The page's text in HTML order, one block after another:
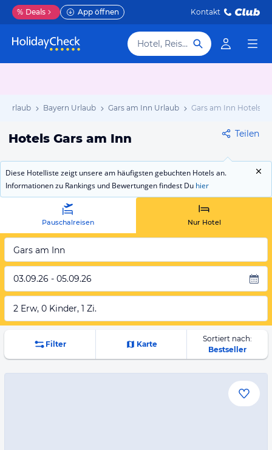
% Deals App öffnen Kontakt
Hotel, Reiseziel
Urlaub Bayern Urlaub Gars am Inn Urlaub Gars am Inn Hotels
Hotels Gars am Inn Teilen
Diese Hotelliste zeigt unsere am häufigsten gebuchten Hotels an.
Informationen zu Rankings und Bewertungen findest Du hier
Pauschalreisen Nur Hotel
Gars am Inn
03.09.26 - 05.09.26
2 Erw, 0 Kinder, 1 Zi.
Filter Karte
Sortiert nach:
Bestseller